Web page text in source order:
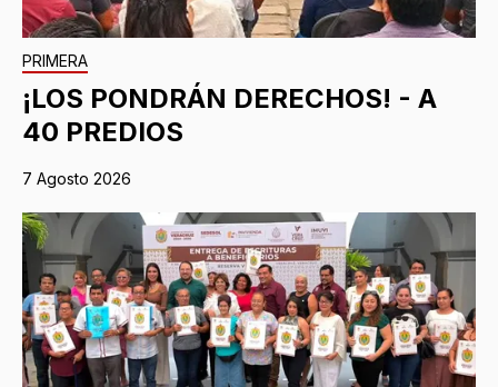
PRIMERA
¡LOS PONDRÁN DERECHOS! - A
40 PREDIOS
7 Agosto 2026